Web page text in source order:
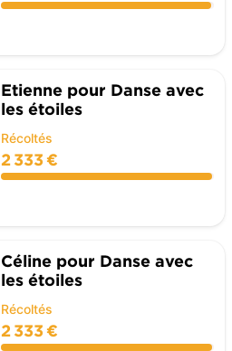
Etienne pour Danse avec
les étoiles
Récoltés
2 333 €
Céline pour Danse avec
les étoiles
Récoltés
2 333 €